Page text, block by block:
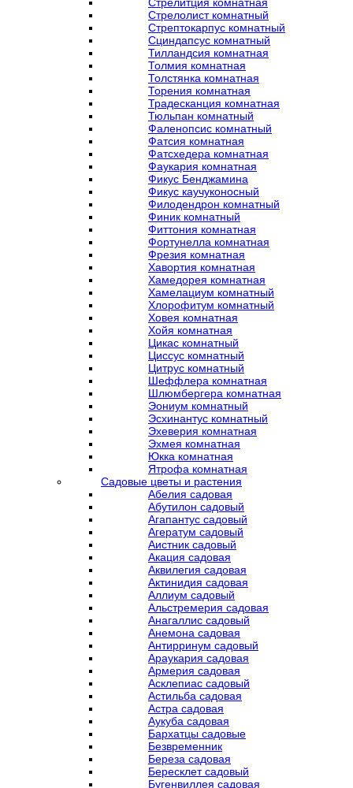
Стрелитция комнатная
Стрелолист комнатный
Стрептокарпус комнатный
Сциндапсус комнатный
Тилландсия комнатная
Толмия комнатная
Толстянка комнатная
Торения комнатная
Традесканция комнатная
Тюльпан комнатный
Фаленопсис комнатный
Фатсия комнатная
Фатсхедера комнатная
Фаукария комнатная
Фикус Бенджамина
Фикус каучуконосный
Филодендрон комнатный
Финик комнатный
Фиттония комнатная
Фортунелла комнатная
Фрезия комнатная
Хавортия комнатная
Хамедорея комнатная
Хамелациум комнатный
Хлорофитум комнатный
Ховея комнатная
Хойя комнатная
Цикас комнатный
Циссус комнатный
Цитрус комнатный
Шеффлера комнатная
Шлюмбергера комнатная
Эониум комнатный
Эсхинантус комнатный
Эхеверия комнатная
Эхмея комнатная
Юкка комнатная
Ятрофа комнатная
Садовые цветы и растения
Абелия садовая
Абутилон садовый
Агапантус садовый
Агератум садовый
Аистник садовый
Акация садовая
Аквилегия садовая
Актинидия садовая
Аллиум садовый
Альстремерия садовая
Анагаллис садовый
Анемона садовая
Антирринум садовый
Араукария садовая
Армерия садовая
Асклепиас садовый
Астильба садовая
Астра садовая
Аукуба садовая
Бархатцы садовые
Безвременник
Береза садовая
Бересклет садовый
Бугенвиллея садовая